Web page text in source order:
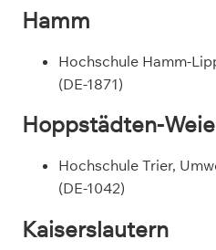
Hamm
Hochschule Hamm-
(DE-1871)
Hoppstädten-
Hochschule Trier,
(DE-1042)
Kaiserslautern